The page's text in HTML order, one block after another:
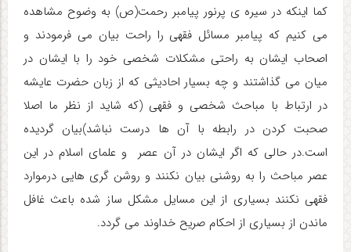
کما اینکه در سیره ی پرنور پیامبر رحمت(ص) به وضوح مشاهده
می کنیم که پیامبر مسائل فقهی را راحت بیان می فرمودند و
اصحاب ایشان به راحتی مشکلات شخصی خود را با ایشان در
میان می گذاشتند و چه بسیار احادیثی که از زبان حضرت عایشه
در ارتباط با مباحث شخصی و فقهی (که شاید از نظر ما اصلا
صحبت کردن در رابطه با آن ها درست نباشد)بیان گردیده
است.در حالی که اگر ایشان در آن عصر و علمای اسلام در این
عصر مباحث را به روشنی بیان نکنند و روشن گری هایی درموارد
فقهی نکنند بسیاری از این مسایل مشکل ساز شده باعث غافل
ماندن از بسیاری از احکام صریح خداوند می گردد.